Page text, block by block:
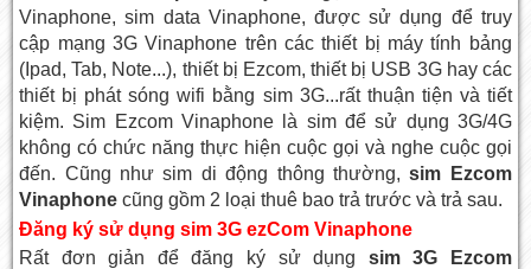
Vinaphone, sim data Vinaphone, được sử dụng để truy
cập mạng 3G Vinaphone trên các thiết bị máy tính bảng
(Ipad, Tab, Note...), thiết bị Ezcom, thiết bị USB 3G hay các
thiết bị phát sóng wifi bằng sim 3G...rất thuận tiện và tiết
kiệm. Sim Ezcom Vinaphone là sim để sử dụng 3G/4G
không có chức năng thực hiện cuộc gọi và nghe cuộc gọi
đến. Cũng như sim di động thông thường,sim Ezcom
Vinaphone cũng gồm 2 loại thuê bao trả trước và trả sau.
Đăng ký sử dụng sim 3G ezCom Vinaphone
Rất đơn giản để đăng ký sử dụng sim 3G Ezcom